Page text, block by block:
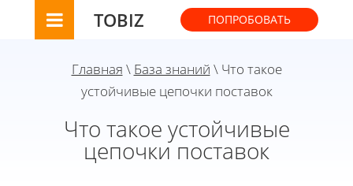
TOBIZ ПОПРОБОВАТЬ
Главная \ База знаний \ Что такое
устойчивые цепочки поставок
Что такое устойчивые
цепочки поставок